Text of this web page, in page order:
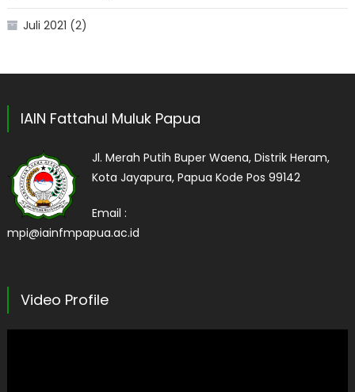
Juli 2021 (2)
IAIN Fattahul Muluk Papua
Jl. Merah Putih Buper Waena, Distrik Heram,
Kota Jayapura, Papua Kode Pos 99142
Email :
mpi@iainfmpapua.ac.id
Video Profile